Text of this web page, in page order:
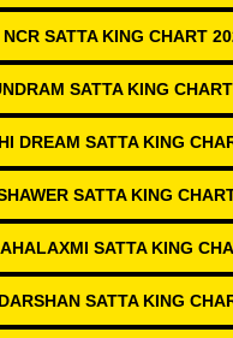
NCR SATTA KING CHART
SATTA KING
DREAM SATTA KING
SATTA KING
SATTA KING
SATTA KING